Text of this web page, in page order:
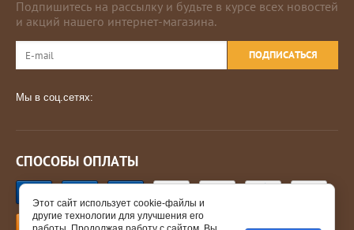
Подпишитесь на рассылку и будьте в курсе всех новостей
и акций нашего интернет-магазина.
ПОДПИСАТЬСЯ
Мы в соц.сетях:
СПОСОБЫ ОПЛАТЫ
Этот сайт использует cookie-файлы и
другие технологии для улучшения его